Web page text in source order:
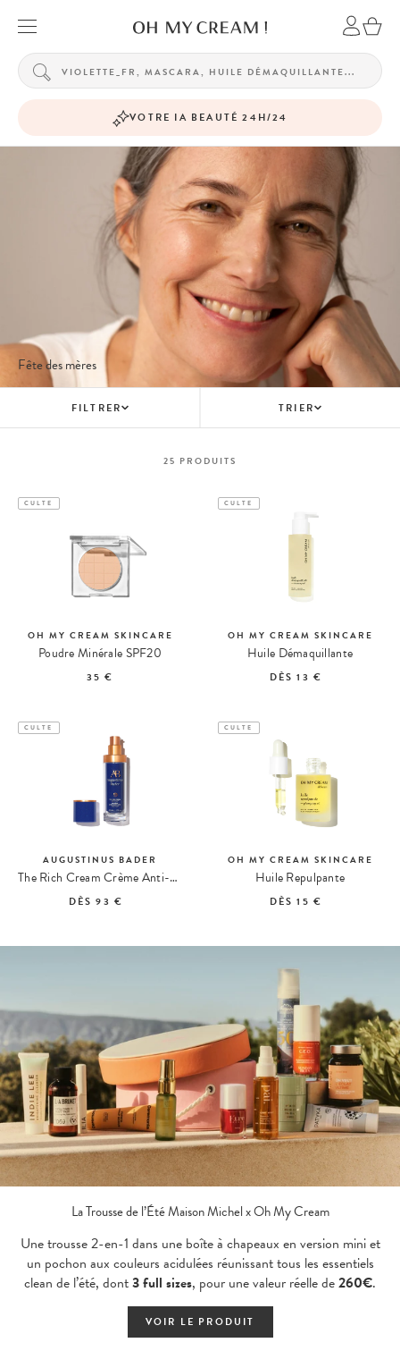
VOTRE IA BEAUTÉ 24H/24
Fête des mères
FILTRER TRIER
25 PRODUITS
CULTE
OH MY CREAM SKINCARE
Poudre Minérale SPF20
35 €
CULTE
OH MY CREAM SKINCARE
Huile Démaquillante
DÈS13 €
CULTE
AUGUSTINUS BADER
The Rich Cream Crème Anti-Âge Riche
DÈS93 €
CULTE
OH MY CREAM SKINCARE
Huile Repulpante
DÈS15 €
La Trousse de l’Été Maison Michel x Oh My Cream
Une trousse 2-en-1 dans une boîte à chapeaux en version mini et
un pochon aux couleurs acidulées réunissant tous les essentiels
clean de l’été, dont3 full sizes, pour une valeur réelle de260€.
VOIR LE PRODUIT